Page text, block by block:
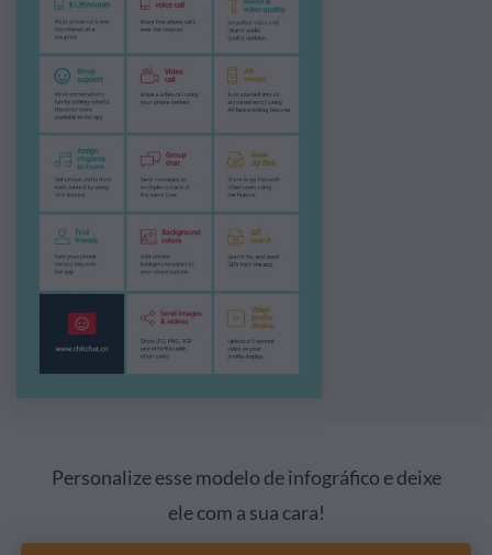
Personalize esse modelo de infográfico e deixe
ele com a sua cara!